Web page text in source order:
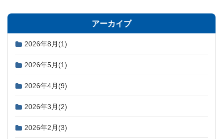
アーカイブ
2026年8月 (1)
2026年5月 (1)
2026年4月 (9)
2026年3月 (2)
2026年2月 (3)